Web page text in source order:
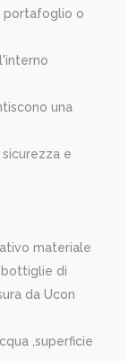
portafoglio o
una
e
materiale
di
da Ucon
,superficie